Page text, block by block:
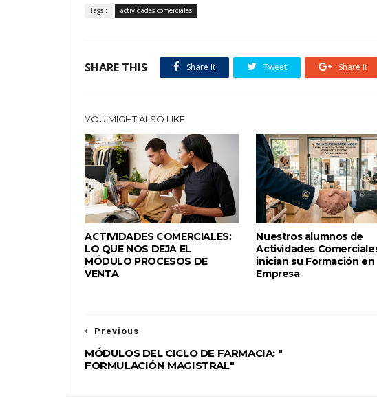
Tags : actividades comerciales
SHARE THIS Share it Tweet Share it
YOU MIGHT ALSO LIKE
ACTIVIDADES COMERCIALES:
LO QUE NOS DEJA EL
MÓDULO PROCESOS DE
VENTA
Nuestros alumnos de
Actividades
inician su Formación en
Empresa
Previous
MÓDULOS DEL CICLO DE FARMACIA: "
FORMULACIÓN MAGISTRAL"